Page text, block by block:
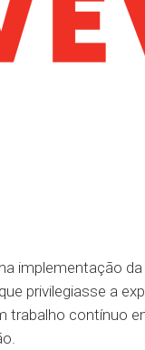
implementação
privilegiasse a
trabalho contínuo